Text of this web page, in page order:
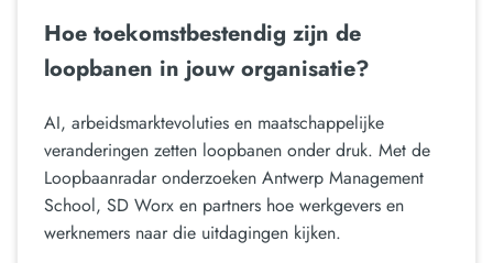
Hoe toekomstbestendig zijn de
loopbanen in jouw organisatie?
AI, arbeidsmarktevoluties en maatschappelijke
veranderingen zetten loopbanen onder druk. Met de
Loopbaanradar onderzoeken Antwerp Management
School, SD Worx en partners hoe werkgevers en
werknemers naar die uitdagingen kijken.